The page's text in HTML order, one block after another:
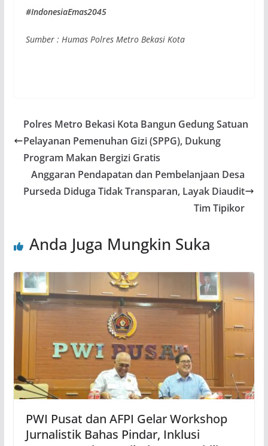
#IndonesiaEmas2045
Sumber : Humas Polres Metro Bekasi Kota
Polres Metro Bekasi Kota Bangun Gedung Satuan
Pelayanan Pemenuhan Gizi (SPPG), Dukung
Program Makan Bergizi Gratis
Anggaran Pendapatan dan Pembelanjaan Desa
Purseda Diduga Tidak Transparan, Layak Diaudit
Tim Tipikor
Anda Juga Mungkin Suka
PWI Pusat dan AFPI Gelar Workshop
Jurnalistik Bahas Pindar, Inklusi